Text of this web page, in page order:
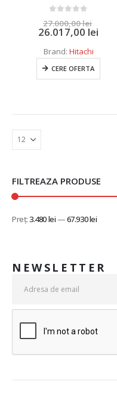
27.000,00lei
26.017,00 lei
Brand: Hitachi
CERE OFERTA
FILTREAZA PRODUSE
Preț:3.480 lei —67.930 lei
NEWSLETTER